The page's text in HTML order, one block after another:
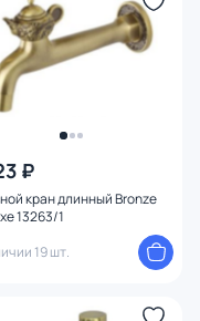
₽
кран длинный Bronze
13263/1
19 шт.